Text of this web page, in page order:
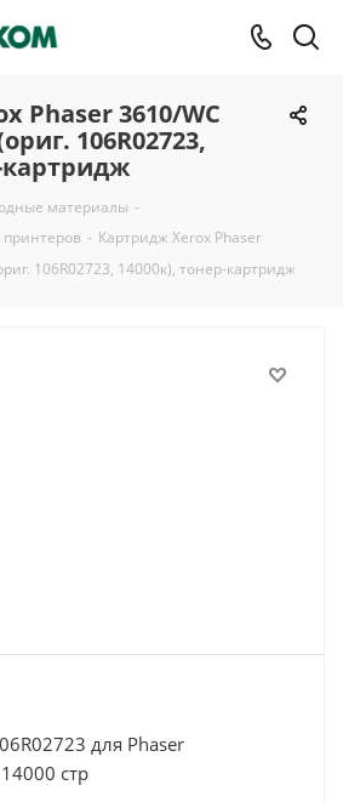
Phaser 3610/WC
106R02723,
картридж
материалы -
- Картридж Xerox Phaser
106R02723, 14000к), тонер-картридж
для Phaser
стр